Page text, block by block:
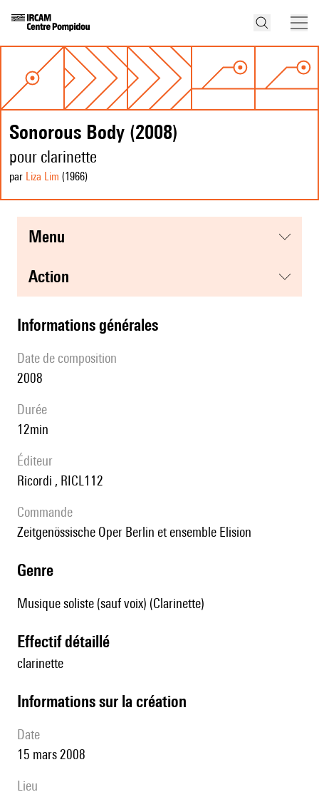
Sonorous Body (2008)
pour clarinette
par Liza Lim (1966)
menu
action
informations générales
date de composition
2008
durée
12min
éditeur
Ricordi , RICL112
Commande
Zeitgenössische Oper Berlin et ensemble Elision
genre
Musique soliste (sauf voix) (Clarinette)
effectif détaillé
clarinette
informations sur la création
date
15 mars 2008
lieu